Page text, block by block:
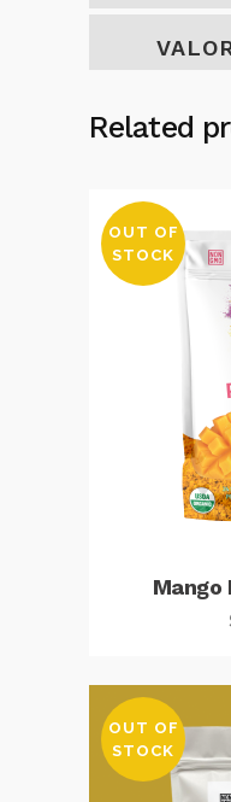
Related
OUT OF
STOCK
Mango
OUT OF
STOCK